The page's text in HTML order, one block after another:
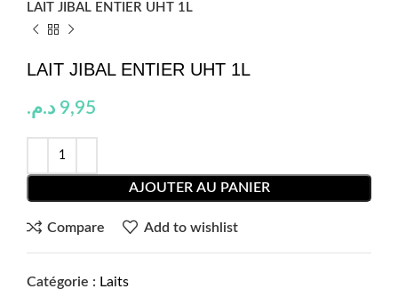
LAIT JIBAL ENTIER UHT 1L
LAIT JIBAL ENTIER UHT 1L
9,95 د.م.
AJOUTER AU PANIER
Compare Add to wishlist
Catégorie : Laits